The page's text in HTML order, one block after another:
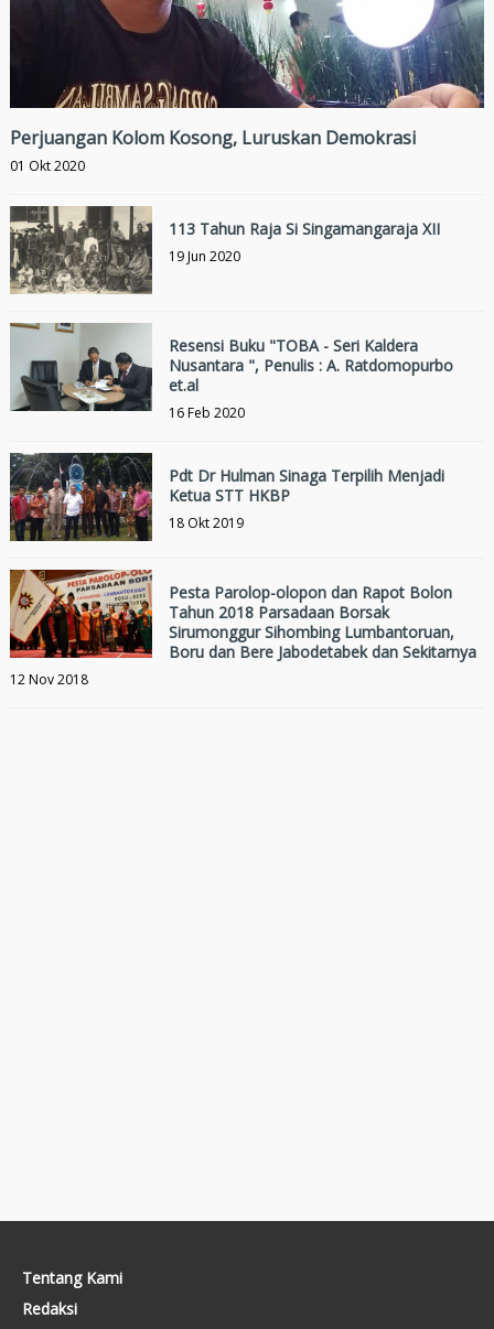
Perjuangan Kolom Kosong, Luruskan Demokrasi
01 Okt 2020
113 Tahun Raja Si Singamangaraja XII
19 Jun 2020
Resensi Buku "TOBA - Seri Kaldera
Nusantara ", Penulis : A. Ratdomopurbo
et.al
16 Feb 2020
Pdt Dr Hulman Sinaga Terpilih Menjadi
Ketua STT HKBP
18 Okt 2019
Pesta Parolop-olopon dan Rapot Bolon
Tahun 2018 Parsadaan Borsak
Sirumonggur Sihombing Lumbantoruan,
Boru dan Bere Jabodetabek dan Sekitarnya
12 Nov 2018
Tentang Kami
Redaksi